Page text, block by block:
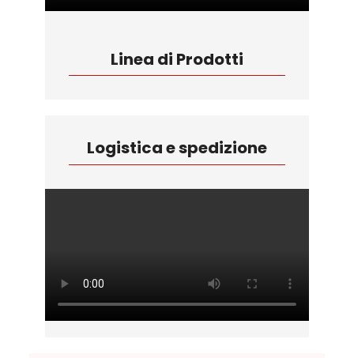
Linea di Prodotti
Logistica e spedizione